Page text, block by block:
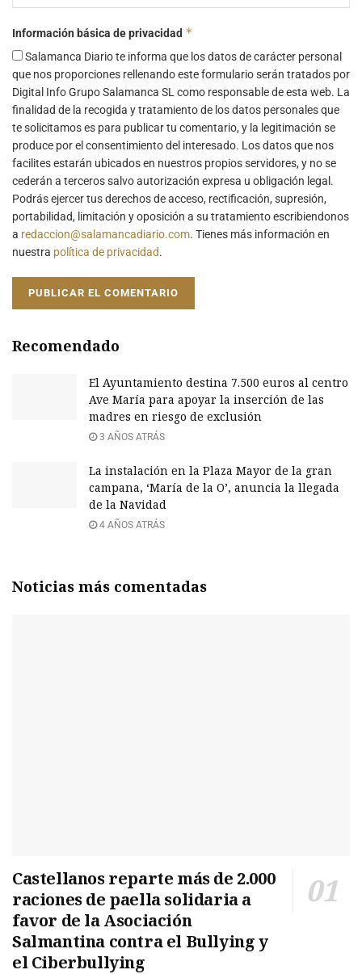
Información básica de privacidad *
Salamanca Diario te informa que los datos de carácter personal
que nos proporciones rellenando este formulario serán tratados por
Digital Info Grupo Salamanca SL como responsable de esta web. La
finalidad de la recogida y tratamiento de los datos personales que
te solicitamos es para publicar tu comentario, y la legitimación se
produce por el consentimiento del interesado. Los datos que nos
facilites estarán ubicados en nuestros propios servidores, y no se
cederán a terceros salvo autorización expresa u obligación legal.
Podrás ejercer tus derechos de acceso, rectificación, supresión,
portabilidad, limitación y oposición a su tratamiento escribiendonos
a redaccion@salamancadiario.com. Tienes más información en
nuestra política de privacidad.
Recomendado
El Ayuntamiento destina 7.500 euros al centro
Ave María para apoyar la inserción de las
madres en riesgo de exclusión
3 AÑOS ATRÁS
La instalación en la Plaza Mayor de la gran
campana, ‘María de la O’, anuncia la llegada
de la Navidad
4 AÑOS ATRÁS
Noticias más comentadas
Castellanos reparte más de 2.000
raciones de paella solidaria a
favor de la Asociación
Salmantina contra el Bullying y
el Ciberbullying